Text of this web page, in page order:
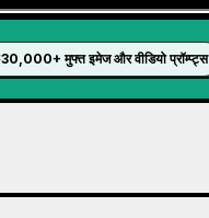
30,000+ मुफ्त इमेज और वीडियो प्रॉम्प्ट्स